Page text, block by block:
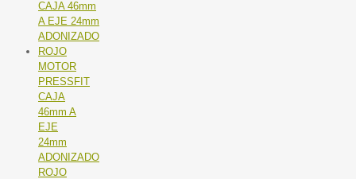
MOTOR
PRESSFIT
CAJA
46mm A
EJE
24mm
ADONIZADO
ROJO